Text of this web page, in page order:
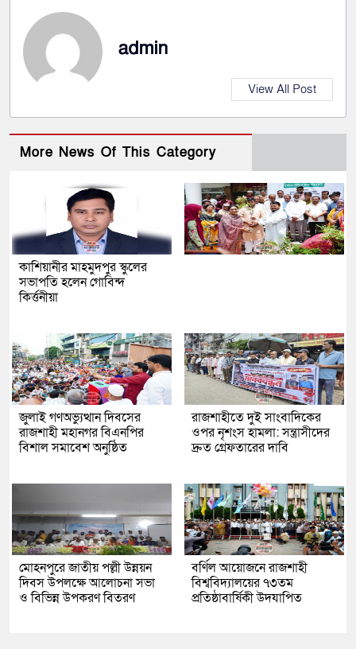
admin
View All Post
More News Of This Category
কাশিয়ানীর মাহমুদপুর স্কুলের
সভাপতি হলেন গোবিন্দ
কির্ত্তনীয়া
জুলাই গণঅভ্যুত্থান দিবসের
রাজশাহী মহানগর বিএনপির
বিশাল সমাবেশ অনুষ্ঠিত
রাজশাহীতে দুই সাংবাদিকের
ওপর নৃশংস হামলা: সন্ত্রাসীদের
দ্রুত গ্রেফতারের দাবি
মোহনপুরে জাতীয় পল্লী উন্নয়ন
দিবস উপলক্ষে আলোচনা সভা
ও বিভিন্ন উপকরণ বিতরণ
বর্ণিল আয়োজনে রাজশাহী
বিশ্ববিদ্যালয়ের ৭৩তম
প্রতিষ্ঠাবার্ষিকী উদযাপিত